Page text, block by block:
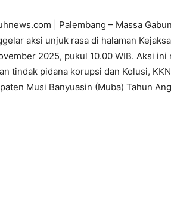
| Palembang – Massa
aksi unjuk rasa di halaman
2025, pukul 10.00 WIB. Aksi
tindak pidana korupsi dan Kolusi,
Musi Banyuasin (Muba) Tahun